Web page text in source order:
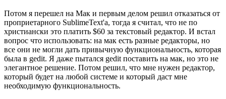
Потом я перешел на Мак и первым делом решил отказаться от
проприетарного SublimeText'а, тогда я считал, что не по
христиански это платить $60 за текстовый редактор. И встал
вопрос что использовать: на мак есть разные редакторы, но
все они не могли дать привычную функциональность, которая
была в gedit. Я даже пытался gedit поставить на мак, но это не
элегантное решение. Потом решил, что мне нужен редактор,
который будет на любой системе и который даст мне
необходимую функциональность.